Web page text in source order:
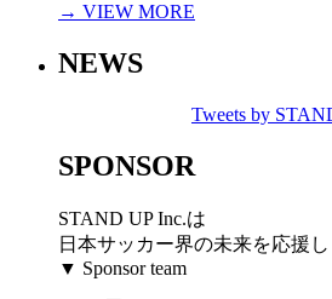
→ VIEW MORE
NEWS
Tweets by
SPONSOR
STAND UP Inc.は
日本サッカー界の未来を応援し
▼ Sponsor team